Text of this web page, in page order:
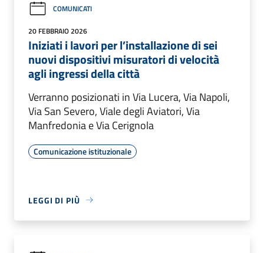
COMUNICATI
20 FEBBRAIO 2026
Iniziati i lavori per l’installazione di sei
nuovi dispositivi misuratori di velocità
agli ingressi della città
Verranno posizionati in Via Lucera, Via Napoli,
Via San Severo, Viale degli Aviatori, Via
Manfredonia e Via Cerignola
Comunicazione istituzionale
LEGGI DI PIÙ